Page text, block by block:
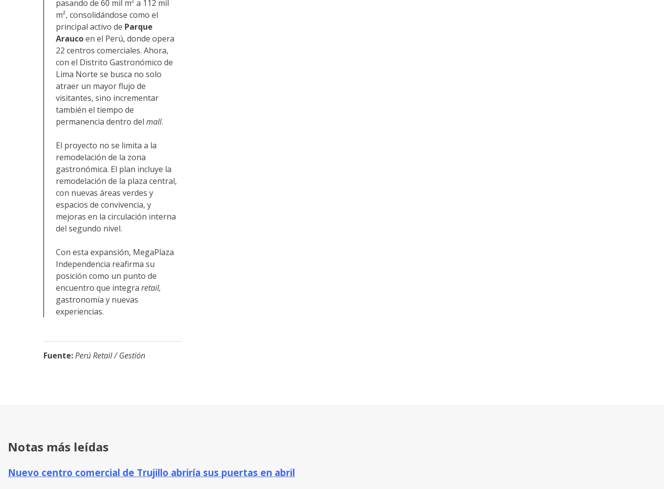
pasando de 60 mil m² a 112 mil
m², consolidándose como el
principal activo de Parque
Araucoen el Perú, donde opera
22 centros comerciales. Ahora,
con el Distrito Gastronómico de
Lima Norte se busca no solo
atraer un mayor flujo de
visitantes, sino incrementar
también el tiempo de
permanencia dentro del mall.
El proyecto no se limita a la
remodelación de la zona
gastronómica. El plan incluye la
remodelación de la plaza central,
con nuevas áreas verdes y
espacios de convivencia, y
mejoras en la circulación interna
del segundo nivel.
Con esta expansión, MegaPlaza
Independencia reafirma su
posición como un punto de
encuentro que integra retail,
gastronomía y nuevas
experiencias.
Fuente:Perú Retail / Gestión
Notas más leídas
Nuevo centro comercial de Trujillo abriría sus puertas en abril